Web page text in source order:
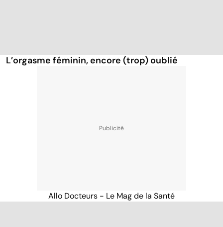
L’orgasme féminin, encore (trop) oublié
Allo Docteurs - Le Mag de la Santé